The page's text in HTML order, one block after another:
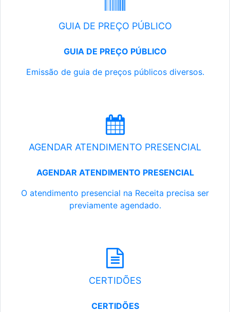
GUIA DE PREÇO PÚBLICO
GUIA DE PREÇO PÚBLICO
Emissão de guia de preços públicos diversos.
AGENDAR ATENDIMENTO PRESENCIAL
AGENDAR ATENDIMENTO PRESENCIAL
O atendimento presencial na Receita precisa ser
previamente agendado.
CERTIDÕES
CERTIDÕES